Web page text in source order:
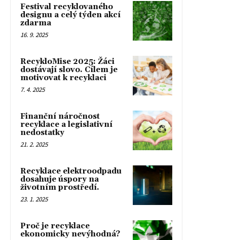
Festival recyklovaného
designu a celý týden akcí
zdarma
16. 9. 2025
RecykloMise 2025: Žáci
dostávají slovo. Cílem je
motivovat k recyklaci
7. 4. 2025
Finanční náročnost
recyklace a legislativní
nedostatky
21. 2. 2025
Recyklace elektroodpadu
dosahuje úspory na
životním prostředí.
23. 1. 2025
Proč je recyklace
ekonomicky nevýhodná?